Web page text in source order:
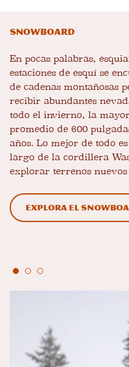
Snowboard
En pocas palabras,
estaciones de esquí se
de cadenas montañosas
recibir abundantes
todo el invierno, la
promedio de 600
años. Lo mejor de todo
largo de la cordillera
explorar terrenos nuevos
Explora el